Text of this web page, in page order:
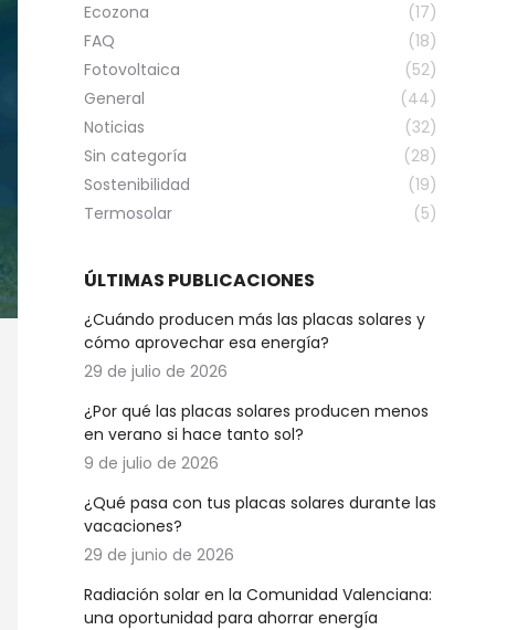
Ecozona
(17)
FAQ
(18)
Fotovoltaica
(52)
General
(44)
Noticias
(32)
Sin categoría
(28)
Sostenibilidad
(19)
Termosolar
(5)
ÚLTIMAS PUBLICACIONES
¿Cuándo producen más las placas solares y
cómo aprovechar esa energía?
29 de julio de 2026
¿Por qué las placas solares producen menos
en verano si hace tanto sol?
9 de julio de 2026
¿Qué pasa con tus placas solares durante las
vacaciones?
29 de junio de 2026
Radiación solar en la Comunidad Valenciana:
una oportunidad para ahorrar energía